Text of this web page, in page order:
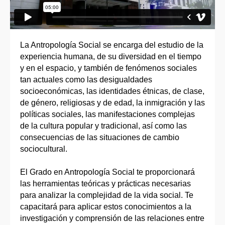
La Antropología Social se encarga del estudio de la
experiencia humana, de su diversidad en el tiempo
y en el espacio, y también de fenómenos sociales
tan actuales como las desigualdades
socioeconómicas, las identidades étnicas, de clase,
de género, religiosas y de edad, la inmigración y las
políticas sociales, las manifestaciones complejas
de la cultura popular y tradicional, así como las
consecuencias de las situaciones de cambio
sociocultural.
El Grado en Antropología Social te proporcionará
las herramientas teóricas y prácticas necesarias
para analizar la complejidad de la vida social. Te
capacitará para aplicar estos conocimientos a la
investigación y comprensión de las relaciones entre